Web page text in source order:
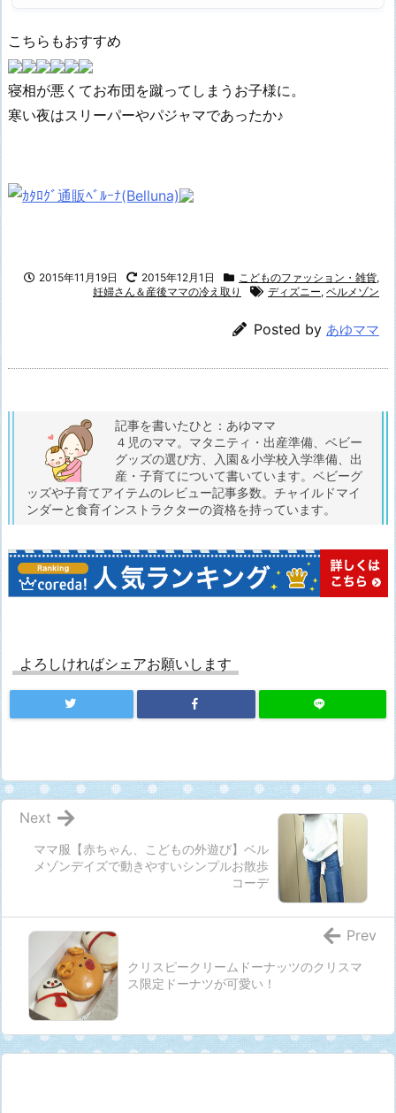
こちらもおすすめ
寝相が悪くてお布団を蹴ってしまうお子様に。
寒い夜はスリーパーやパジャマであったか♪
2015年11月19日 2015年12月1日 こどものファッション・雑貨,
妊婦さん＆産後ママの冷え取り
ディズニー, ベルメゾン
Posted by あゆママ
記事を書いたひと：あゆママ
４児のママ。マタニティ・出産準備、ベビー
グッズの選び方、入園＆小学校入学準備、出
産・子育てについて書いています。ベビーグ
ッズや子育てアイテムのレビュー記事多数。チャイルドマイ
ンダーと食育インストラクターの資格を持っています。
よろしければシェアお願いします
ママ服【赤ちゃん、こどもの外遊び】ベル
メゾンデイズで動きやすいシンプルお散歩
コーデ
Next
クリスピークリームドーナッツのクリスマ
ス限定ドーナツが可愛い！
Prev